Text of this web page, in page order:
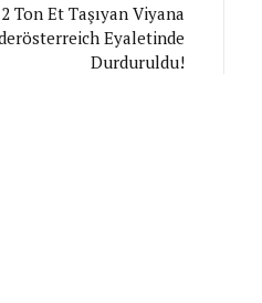
Ton Et Taşıyan Viyana
Eyaletinde
Durduruldu!